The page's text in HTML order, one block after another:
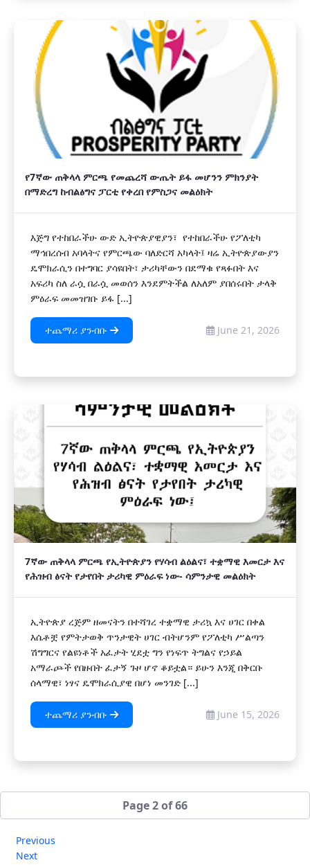
የ7ኛው ጠቅላላ ምርጫ የመጨረሻ ውጤት ይፋ መሆንን ምክንያት
በማድረግ ከብልፅግና ፓርቲ የቀረበ የምስጋና መልዕክት
እጅግ የተከበራችሁ ውድ ኢትዮጵያዊያን፣ የተከበራችሁ የፖለቲካ
ማኅበረሰብ አባላትና የምርጫው ባለድርሻ አካላት፤ ዛሬ ኢትዮጵያውያን
ዴሞክራሲን በተግባር ያሳዩበት፣ ታሪካቸውን በደማቁ የጻፉበት እና
አፍሪካ ስለ ራሷ በራሷ መወሰን እንደምትችል ለአለም ያበሰሩበት ታላቅ
ምዕራፍ መመዝገቡ ይፋ [...]
ተጨማሪ ያንብቡ June 21, 2026
7ኛው ጠቅላላ ምርጫ የኢትዮጵያን የሃሳብ ልዕልና፣ ተቋማዊ እመርታ እና
የሕዝብ ፅናት የታየበት ታሪካዊ ምዕራፍ ነው- ሳምንታዊ መልዕክት
ኢትዮጵያ ረጅም ዘመናትን በተሻገረ ተቋማዊ ታሪኳ እና ሀገር በቀል
እሴቶቿ የምትታወቅ ጥንታዊት ሀገር ብትሆንም የፖለቲካ ሥልጣን
ሽግግርና የልዩነቶች አፈታት ሂደቷ ግን የነፍጥ ትግልና የኃይል
አማራጮች የበዙበት ፈታኝ ጉዞ ሆኖ ቆይቷል። ይሁን እንጂ በቅርቡ
ሰላማዊ፣ ነፃና ዴሞክራሲያዊ በሆነ መንገድ [...]
ተጨማሪ ያንብቡ June 15, 2026
Page 2 of 66
Previous
Next